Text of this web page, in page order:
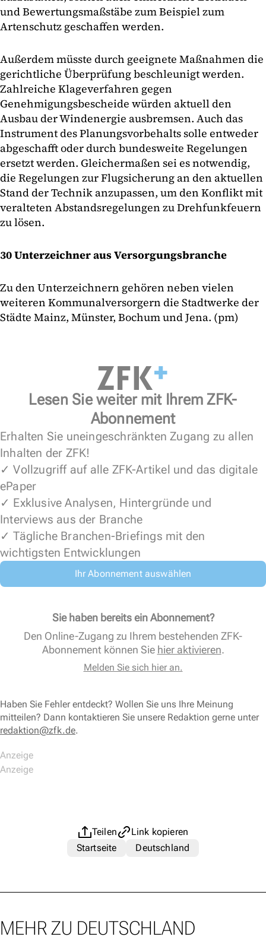
und Bewertungsmaßstäbe zum Beispiel zum
Artenschutz geschaffen werden.
Außerdem müsste durch geeignete Maßnahmen die
gerichtliche Überprüfung beschleunigt werden.
Zahlreiche Klageverfahren gegen
Genehmigungsbescheide würden aktuell den
Ausbau der Windenergie ausbremsen. Auch das
Instrument des Planungsvorbehalts solle entweder
abgeschafft oder durch bundesweite Regelungen
ersetzt werden. Gleichermaßen sei es notwendig,
die Regelungen zur Flugsicherung an den aktuellen
Stand der Technik anzupassen, um den Konflikt mit
veralteten Abstandsregelungen zu Drehfunkfeuern
zu lösen.
30 Unterzeichner aus Versorgungsbranche
Zu den Unterzeichnern gehören neben vielen
weiteren Kommunalversorgern die Stadtwerke der
Städte Mainz, Münster, Bochum und Jena. (pm)
Lesen Sie weiter mit Ihrem ZFK-
Abonnement
Erhalten Sie uneingeschränkten Zugang zu allen
Inhalten der ZFK!
✓ Vollzugriff auf alle ZFK-Artikel und das digitale
ePaper
✓ Exklusive Analysen, Hintergründe und
Interviews aus der Branche
✓ Tägliche Branchen-Briefings mit den
wichtigsten Entwicklungen
Ihr Abonnement auswählen
Sie haben bereits ein Abonnement?
Den Online-Zugang zu Ihrem bestehenden ZFK-
Abonnement können Sie hier aktivieren.
Melden Sie sich hier an.
Haben Sie Fehler entdeckt? Wollen Sie uns Ihre Meinung
mitteilen? Dann kontaktieren Sie unsere Redaktion gerne unter
redaktion@zfk.de.
Teilen
Link kopieren
Startseite
Deutschland
MEHR ZU DEUTSCHLAND